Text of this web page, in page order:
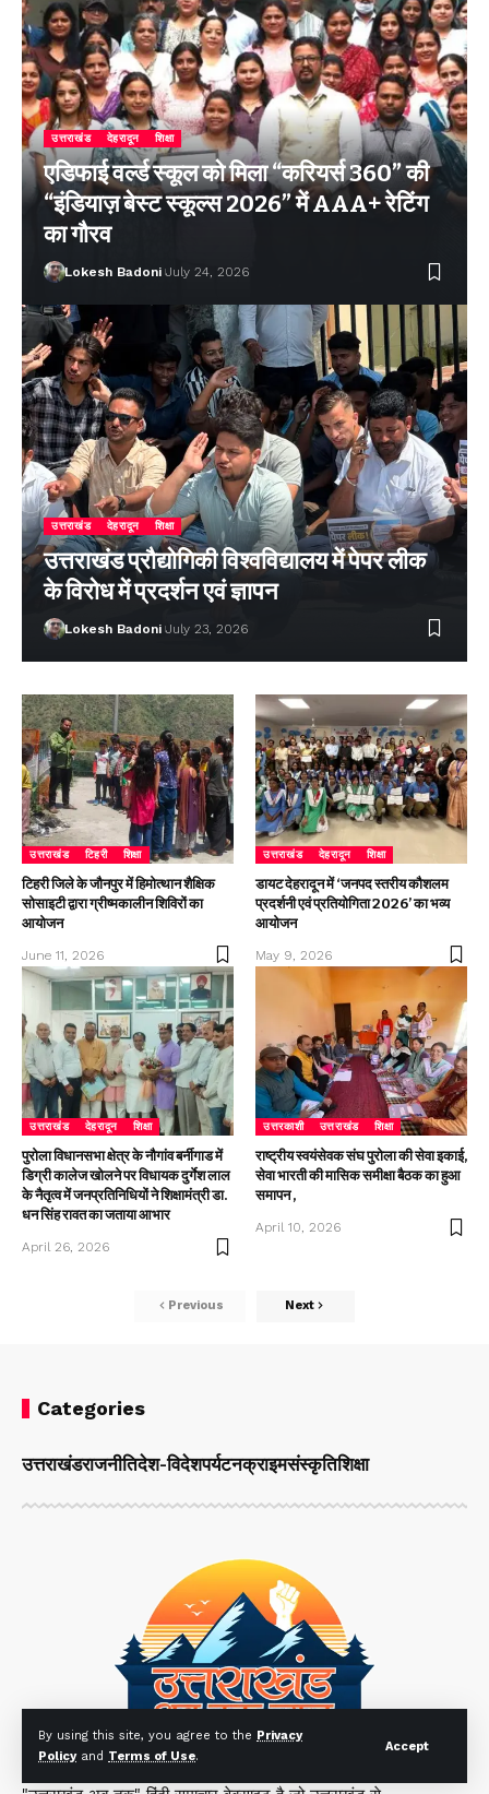
By using this site, you agree to the Privacy
Policyand Terms of Use.
Accept
उत्तराखंड देहरादून शिक्षा
एडिफाई वर्ल्ड स्कूल को मिला “करियर्स 360” की
“इंडियाज़ बेस्ट स्कूल्स 2026” में AAA+ रेटिंग
का गौरव
Lokesh Badoni July 24, 2026
उत्तराखंड देहरादून शिक्षा
उत्तराखंड प्रौद्योगिकी विश्वविद्यालय में पेपर लीक
के विरोध में प्रदर्शन एवं ज्ञापन
Lokesh Badoni July 23, 2026
उत्तराखंड टिहरी शिक्षा
टिहरी जिले के जौनपुर में हिमोत्थान शैक्षिक
सोसाइटी द्वारा ग्रीष्मकालीन शिविरों का
आयोजन
June 11, 2026
उत्तराखंड देहरादून शिक्षा
डायट देहरादून में ‘जनपद स्तरीय कौशलम
प्रदर्शनी एवं प्रतियोगिता 2026’ का भव्य
आयोजन
May 9, 2026
उत्तराखंड देहरादून शिक्षा
पुरोला विधानसभा क्षेत्र के नौगांव बर्नीगाड में
डिग्री कालेज खोलने पर विधायक दुर्गेश लाल
के नैतृत्व में जनप्रतिनिधियों ने शिक्षामंत्री डा.
धन सिंह रावत का जताया आभार
April 26, 2026
उत्तरकाशी उत्तराखंड शिक्षा
राष्ट्रीय स्वयंसेवक संघ पुरोला की सेवा इकाई,
सेवा भारती की मासिक समीक्षा बैठक का हुआ
समापन ,
April 10, 2026
Previous Next
Categories
उत्तराखंडराजनीतिदेश-विदेशपर्यटनक्राइमसंस्कृतिशिक्षा